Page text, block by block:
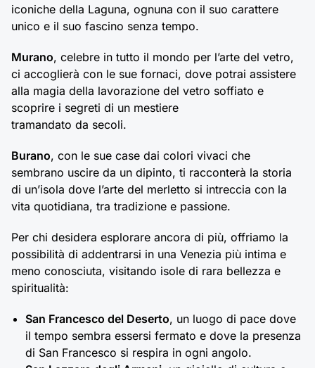
iconiche della Laguna, ognuna con il suo carattere
unico e il suo fascino senza tempo.
Murano, celebre in tutto il mondo per l’arte del vetro,
ci accoglierà con le sue fornaci, dove potrai assistere
alla magia della lavorazione del vetro soffiato e
scoprire i segreti di un mestiere
tramandato da secoli.
Burano, con le sue case dai colori vivaci che
sembrano uscire da un dipinto, ti racconterà la storia
di un’isola dove l’arte del merletto si intreccia con la
vita quotidiana, tra tradizione e passione.
Per chi desidera esplorare ancora di più, offriamo la
possibilità di addentrarsi in una Venezia più intima e
meno conosciuta, visitando isole di rara bellezza e
spiritualità:
San Francesco del Deserto, un luogo di pace dove
il tempo sembra essersi fermato e dove la presenza
di San Francesco si respira in ogni angolo.